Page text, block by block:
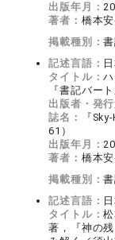
出版年月：
著者： 橋本
掲載種別：
記述言語：
タイトル：
『書記バー
出版者・発行
誌名：
『
61）
出版年月：
著者： 橋本
掲載種別：
記述言語：
タイトル：
著，『神の